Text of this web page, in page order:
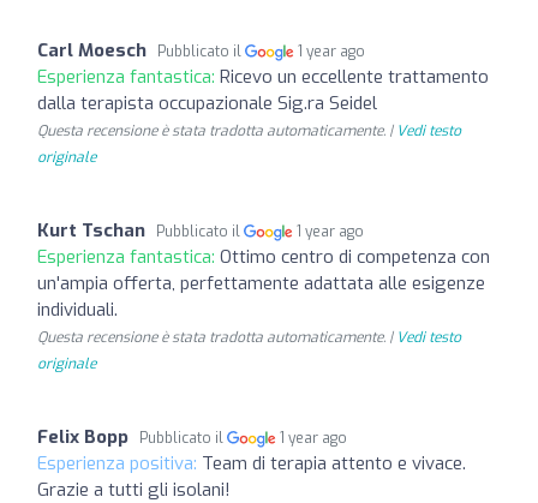
Carl Moesch Pubblicato il 1 year ago
Esperienza fantastica: Ricevo un eccellente trattamento
dalla terapista occupazionale Sig.ra Seidel
Questa recensione è stata tradotta automaticamente. | Vedi testo
originale
Kurt Tschan Pubblicato il 1 year ago
Esperienza fantastica: Ottimo centro di competenza con
un'ampia offerta, perfettamente adattata alle esigenze
individuali.
Questa recensione è stata tradotta automaticamente. | Vedi testo
originale
Felix Bopp Pubblicato il 1 year ago
Esperienza positiva: Team di terapia attento e vivace.
Grazie a tutti gli isolani!